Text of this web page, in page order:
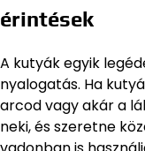
érintések
A kutyák egyik
nyalogatás. Ha
arcod vagy akár a
neki, és szeretne